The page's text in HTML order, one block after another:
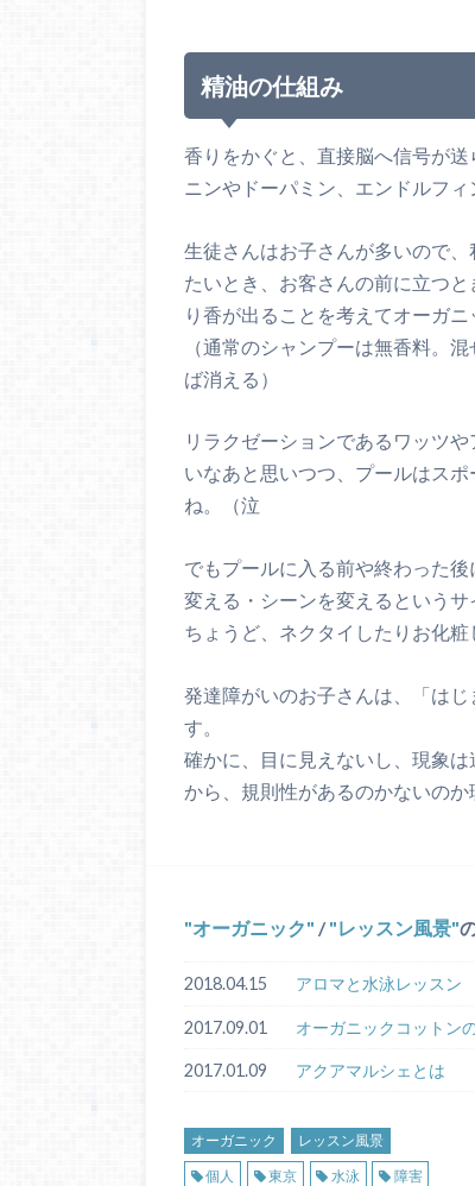
精油の仕組み
香りをかぐと、直接脳へ信号が
ニンやドーパミン、エンドルフ
生徒さんはお子さんが多いので
たいとき、お客さんの前に立つ
り香が出ることを考えてオーガニ
（通常のシャンプーは無香料。
ば消える）
リラクゼーションであるワッツ
いなあと思いつつ、プールはス
ね。（泣
でもプールに入る前や終わった
変える・シーンを変えるというサ
ちょうど、ネクタイしたりお化
発達障がいのお子さんは、「は
す。
確かに、目に見えないし、現象
から、規則性があるのかないのか
オーガニック / レッスン風景
2018.04.15 アロマと水泳レッスン
2017.09.01 オーガニックコットン
2017.01.09 アクアマルシェとは
オーガニック
レッスン風景
個人
東京 水泳 障害